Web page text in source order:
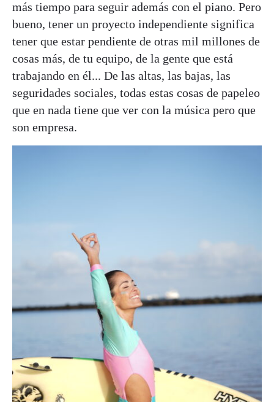
más tiempo para seguir además con el piano. Pero
bueno, tener un proyecto independiente significa
tener que estar pendiente de otras mil millones de
cosas más, de tu equipo, de la gente que está
trabajando en él... De las altas, las bajas, las
seguridades sociales, todas estas cosas de papeleo
que en nada tiene que ver con la música pero que
son empresa.